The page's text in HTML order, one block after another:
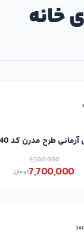
خانه
طرح مدرن کد 5640
9,500,000
7,700,000تومان